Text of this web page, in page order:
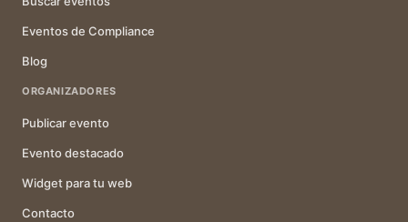
Eventos de Compliance
Blog
ORGANIZADORES
Publicar evento
Evento destacado
Widget para tu web
Contacto